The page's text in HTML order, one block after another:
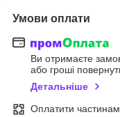
Умови оплати
Ви отримаєте
або гроші
Детальніше
Оплатити